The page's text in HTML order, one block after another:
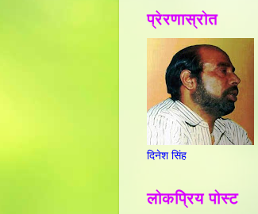
प्रेरणास्रोत
दिनेश सिंह
लोकप्रिय पोस्ट